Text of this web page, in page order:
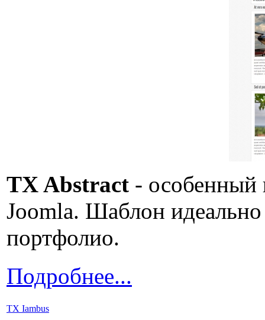
TX Abstract - особенный
Joomla. Шаблон идеально
портфолио.
Подробнее...
TX Iambus